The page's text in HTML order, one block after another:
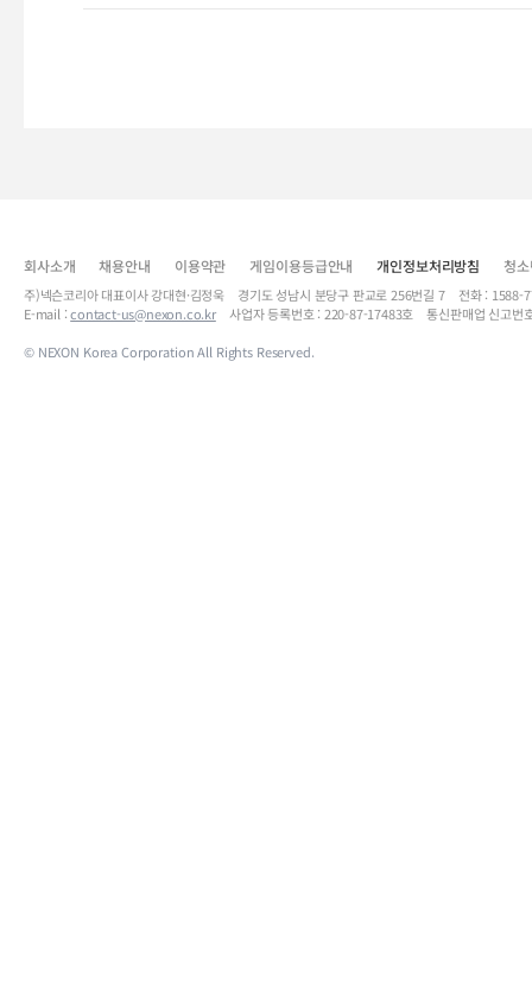
회사소개 채용안내 이용약관 게임이용등급안내 개인정보처리방침 청
주)넥슨코리아 대표이사 강대현·김정욱 경기도 성남시 분당구 판교로 256번길 7 전화 :
E-mail :contact-us@nexon.co.kr사업자 등록번호 : 220-87-17483호 통신판매업 신고번
© NEXON Korea Corporation All Rights Reserved.